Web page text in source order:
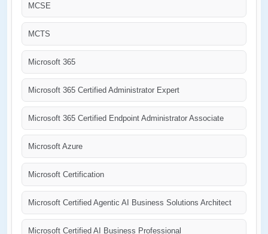
MCSE
MCTS
Microsoft 365
Microsoft 365 Certified Administrator Expert
Microsoft 365 Certified Endpoint Administrator Associate
Microsoft Azure
Microsoft Certification
Microsoft Certified Agentic AI Business Solutions Architect
Microsoft Certified AI Business Professional